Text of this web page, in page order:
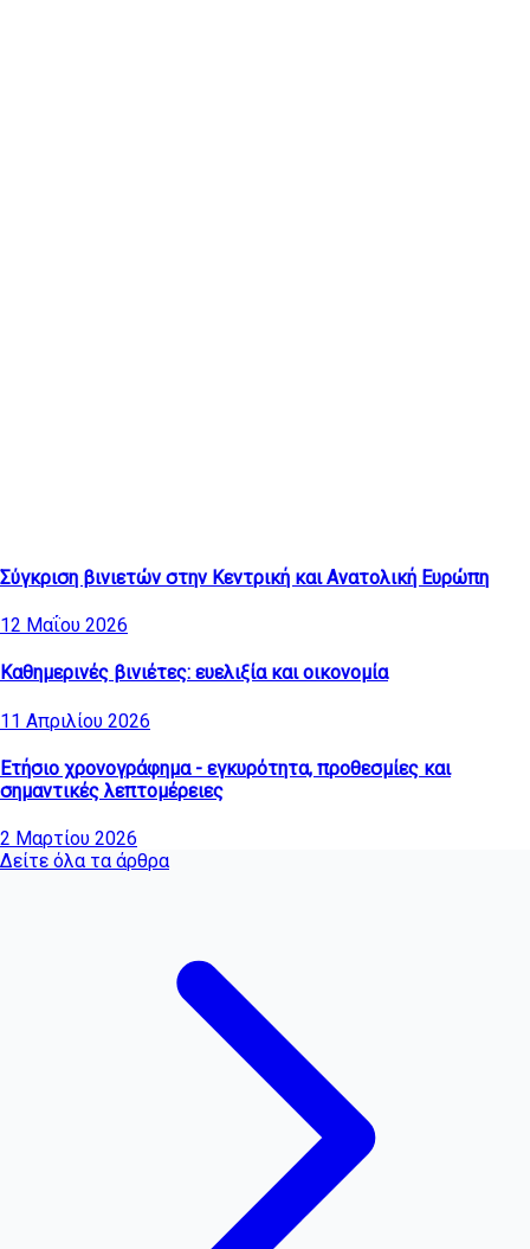
Σύγκριση βινιετών στην Κεντρική και Ανατολική Ευρώπη
12 Μαΐου 2026
Καθημερινές βινιέτες: ευελιξία και οικονομία
11 Απριλίου 2026
Ετήσιο χρονογράφημα - εγκυρότητα, προθεσμίες και
σημαντικές λεπτομέρειες
2 Μαρτίου 2026
Δείτε όλα τα άρθρα